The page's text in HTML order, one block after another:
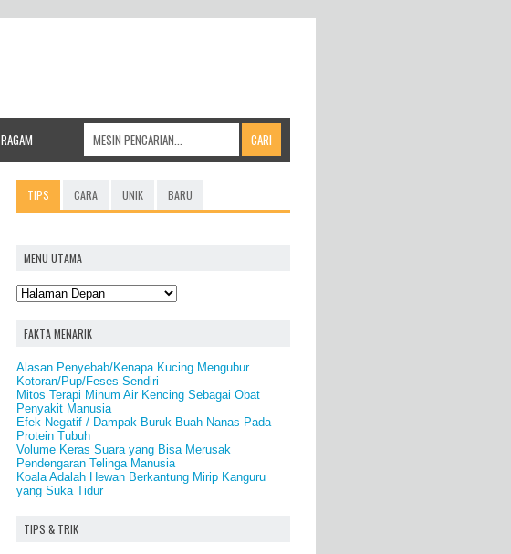
RAGAM
TIPS CARA UNIK BARU
MENU UTAMA
FAKTA MENARIK
Alasan Penyebab/Kenapa Kucing Mengubur
Kotoran/Pup/Feses Sendiri
Mitos Terapi Minum Air Kencing Sebagai Obat
Penyakit Manusia
Efek Negatif / Dampak Buruk Buah Nanas Pada
Protein Tubuh
Volume Keras Suara yang Bisa Merusak
Pendengaran Telinga Manusia
Koala Adalah Hewan Berkantung Mirip Kanguru
yang Suka Tidur
TIPS & TRIK